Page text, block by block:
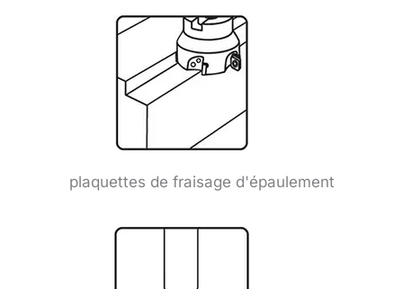
plaquettes de fraisage d'épaulement